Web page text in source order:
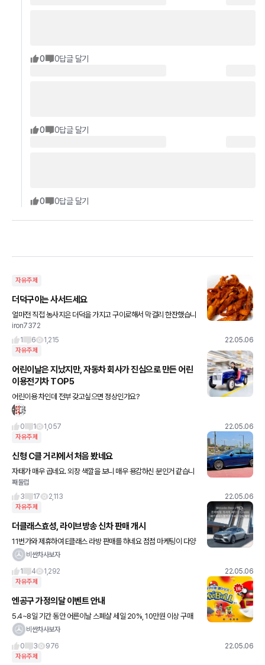
0 0답글 달기
0 0답글 달기
0 0답글 달기
자유주제
더덕구이는 사서드세요
얼마전 직접 농사지은 더덕을 가지고 구이로해서 막걸리 한잔했습니
다 문제는 한사발 남짓되는 더덕을 까는데 1시간이 걸리더군요 ㅠㅠ
사서 드세요 ㅎ
iron7372
1
6 1,215 22.05.06
자유주제
어린이날은 지났지만, 자동차 회사가 진심으로 만든 어린
이용전기차 TOP5
어린이용 차인데 전부 갖고싶으면 정상인가요?
0 1 1,057 22.05.06
자유주제
신형 C클 거리에서 처음 봤네요
자태가 매우 곱네요. 외장 색깔을 보니 매우 용감하신 분인거 같습니
다. 할인 거의 없이 6800주고 D세그먼트 사시는 분이니까 원래 용
감하신거 같긴한데..
째둘럽
3
17 2,113 22.05.06
자유주제
더클래스효성, 라이브방송 신차 판매 개시
11번가와 제휴하여 E클래스 라방 판매를 하네요 점점 마케팅이 다양
해지는 요즘입니다
비싼차사보자
1
4 1,292 22.05.06
자유주제
엔공구 가정의달 이벤트 안내
5.4~8일 기간 동안 어른이날 스폐샬 세일 20%, 10만원 이상 구매
시 포켓볼 뽑기 증정 이벤트입니다
비싼차사보자
0
3 976 22.05.06
자유주제